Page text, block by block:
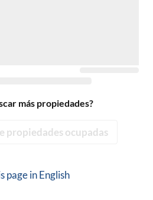
más propiedades?
propiedades ocupadas
page inEnglish